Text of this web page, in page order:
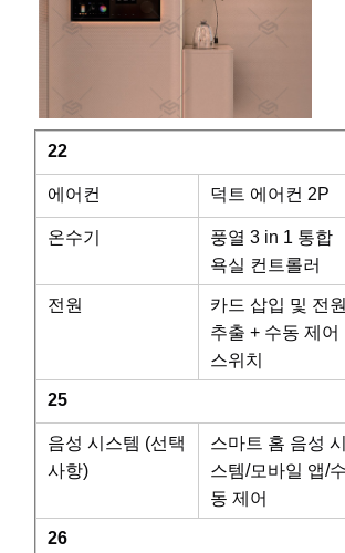
22
에어컨 덕트 에어컨 2P
온수기
풍열 3 in 1 통합
욕실 컨트롤러
전원
카드 삽입 및 전원
추출 + 수동 제어
스위치
25
음성 시스템 (선택
사항)
스마트 홈 음성 시
스템/모바일 앱/수
동 제어
26